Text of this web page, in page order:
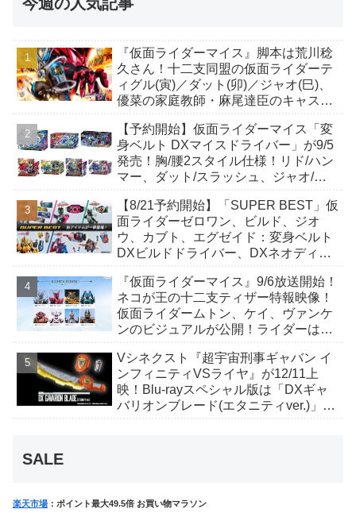
『仮面ライダーマイス』脚本は荒川稔
久さん！十二支同盟の仮面ライダーテ
ィグル(寅)／ダット(卯)／ジャオ(巳)、
優菜の家庭教師・麻尾達臣のキャスト
んも変身！
【予約開始】仮面ライダーマイス「変
身ベルト DXマイスドライバー」が9/5
発売！胸/腰2スタイル仕様！リド/ハン
マー、ダット/スラッシュ、ジャオ/バ
も！
【8/21予約開始】「SUPER BEST」仮
面ライダーゼロワン、ビルド、ジオ
ウ、カブト、エグゼイド：変身ベルト
DXビルドドライバー、DXネオディケ
か12点！
『仮面ライダーマイス』9/6放送開始！
ネコが王の十二支ティザー特報映像！
仮面ライダームトン、ケイ、ヴァンケ
ンのビジュアルが公開！ライダーは子
Vシネクスト『超宇宙刑事ギャバン イ
ンフィニティVSライヤ』が12/11上
映！Blu-rayスペシャル版は「DXギャ
バリオンブレード(エタニティver.)」
SALE
楽天市場 ：ポイント最大49.5倍 お買い物マラソン